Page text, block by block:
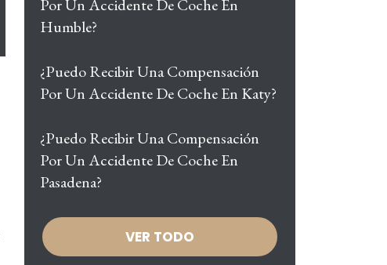
Por Un Accidente De Coche En
Humble?
¿Puedo Recibir Una Compensación
Por Un Accidente De Coche En Katy?
¿Puedo Recibir Una Compensación
Por Un Accidente De Coche En
Pasadena?
VER TODO